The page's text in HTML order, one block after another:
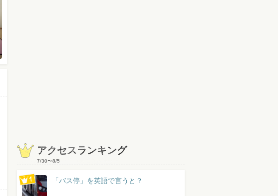
アクセスランキング
7/30〜8/5
「バス停」を英語で言うと？